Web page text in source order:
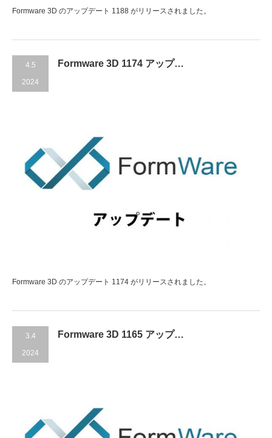
Formware 3D のアップデート 1188 がリリースされました。
4.5
2024
Formware 3D 1174 アップ…
Formware 3D のアップデート 1174 がリリースされました。
3.4
2024
Formware 3D 1165 アップ…